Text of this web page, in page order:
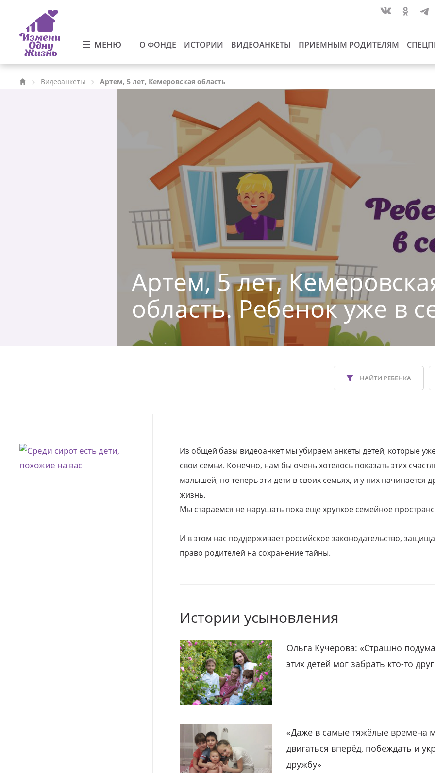
МЕНЮ О ФОНДЕ ИСТОРИИ ВИДЕОАНКЕТЫ ПРИЕМНЫМ РОДИТЕЛЯМ
Видеоанкеты Артем, 5 лет, Кемеровская область
Артем, 5 лет,
область. Ребенок уже в
НАЙТИ РЕБЕНКА
Из общей базы видеоанкет мы убираем анкеты детей, которые
свои семьи. Конечно, нам бы очень хотелось показать этих
малышей, но теперь эти дети в своих семьях, и у них начинается
жизнь.
Мы стараемся не нарушать пока еще хрупкое семейное
И в этом нас поддерживает российское законодательство,
право родителей на сохранение тайны.
Истории усыновления
Ольга Кучерова: «Страшно
этих детей мог забрать кто-то
«Даже в самые тяжёлые времена
двигаться вперёд, побеждать и
дружбу»